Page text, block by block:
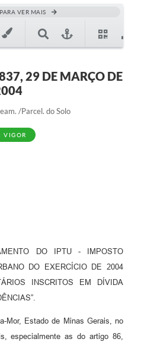
VER MAIS
29 DE MARÇO DE
/Parcel. do Solo
VIGOR
DO IPTU - IMPOSTO
DO EXERCÍCIO DE 2004
INSCRITOS EM DÍVIDA
Mor, Estado de Minas Gerais, no
especialmente as do artigo 86,